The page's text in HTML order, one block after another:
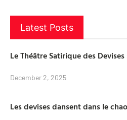
Latest Posts
Le Théâtre Satirique des
December 2, 2025
Les devises dansent dans le